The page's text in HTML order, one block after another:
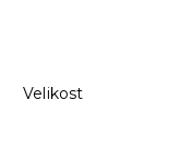
Velikost